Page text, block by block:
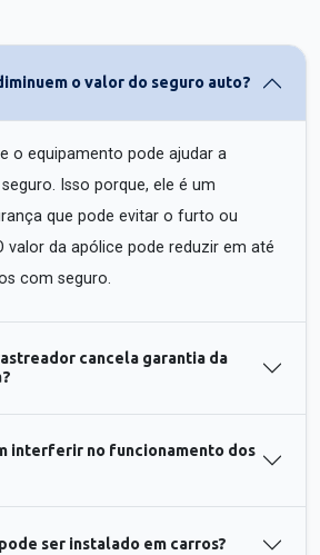
o valor do seguro auto?
o equipamento pode ajudar a
Isso porque, ele é um
que pode evitar o furto ou
valor da apólice pode reduzir em até
com seguro.
cancela garantia da
interferir no funcionamento dos
ser instalado em carros?